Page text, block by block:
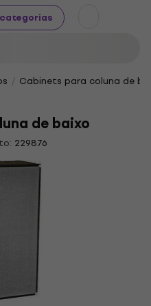
Cabinets para coluna de
de baixo
229876